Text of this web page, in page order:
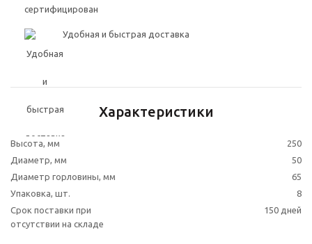
Удобная и быстрая доставка
Характеристики
Высота, мм
250
Диаметр, мм
50
Диаметр горловины, мм
65
Упаковка, шт.
8
Срок поставки при
отсутствии на складе
150 дней